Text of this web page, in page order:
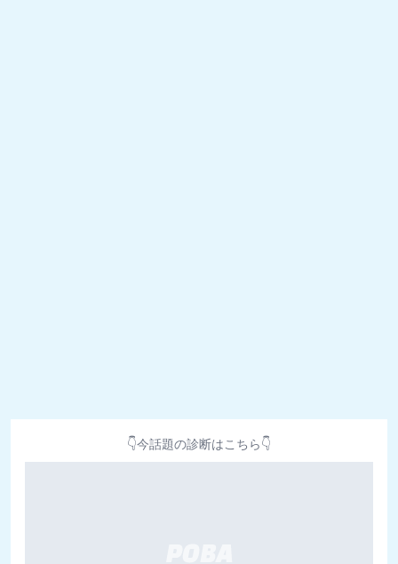
👇今話題の診断はこちら👇